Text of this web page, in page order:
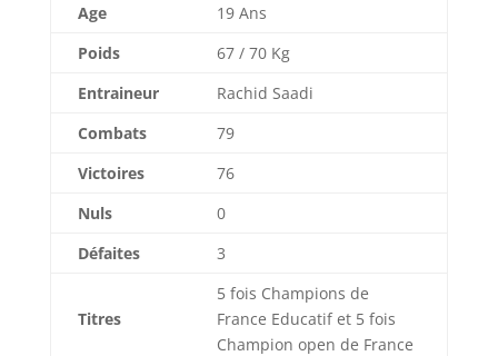
Age
19 Ans
Poids
67 / 70 Kg
Entraineur
Rachid Saadi
Combats
79
Victoires
76
Nuls
0
Défaites
3
Titres
5 fois Champions de
France Educatif et 5 fois
Champion open de France